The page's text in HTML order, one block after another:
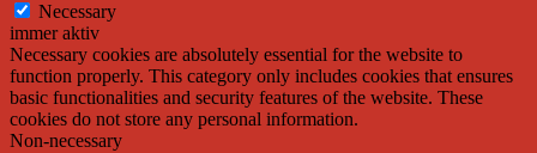
Necessary
immer aktiv
Necessary cookies are absolutely essential for the website to
function properly. This category only includes cookies that ensures
basic functionalities and security features of the website. These
cookies do not store any personal information.
Non-necessary